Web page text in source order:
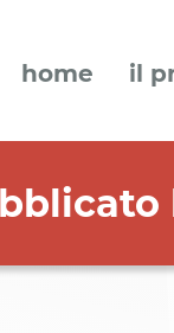
home il